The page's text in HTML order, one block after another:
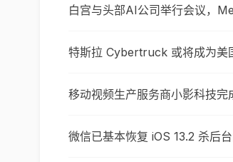
白宫与头部AI公司举行会议，
特斯拉 Cyber​​truck 或将成为美
移动视频生产服务商小影科技
微信已基本恢复 iOS 13.2 杀后